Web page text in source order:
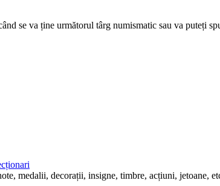
se va ține următorul târg numismatic sau va puteți
medalii, decorații, insigne, timbre, acțiuni, jetoane,